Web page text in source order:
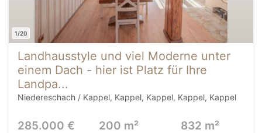
1/20
Landhausstyle und viel Moderne unter
einem Dach - hier ist Platz für Ihre
Landpa...
Niedereschach / Kappel, Kappel, Kappel, Kappel, Kappel
285.000 € 200 m² 832 m²